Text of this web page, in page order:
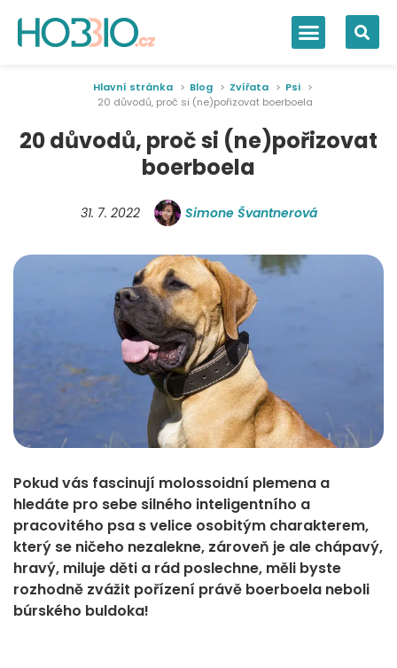
Hlavní stránka Blog Zvířata
Psi
20 důvodů, proč si (ne)pořizovat boerboela
20 důvodů, proč si (ne)pořizovat
boerboela
31. 7. 2022 Simone Švantnerová
Pokud vás fascinují molossoidní plemena a
hledáte pro sebe silného inteligentního a
pracovitého psa s velice osobitým charakterem,
který se ničeho nezalekne, zároveň je ale chápavý,
hravý, miluje děti a rád poslechne, měli byste
rozhodně zvážit pořízení právě boerboela neboli
búrského buldoka!